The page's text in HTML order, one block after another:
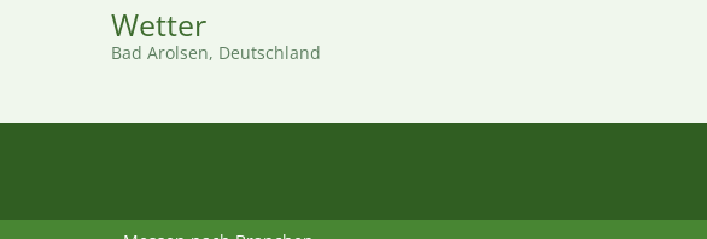
Wetter
Bad Arolsen, Deutschland